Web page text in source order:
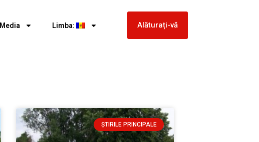
Media Limba: Alăturați-vă
ȘTIRILE PRINCIPALE